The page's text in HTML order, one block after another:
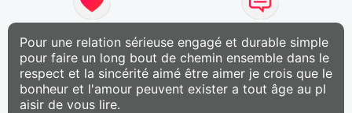
Pour une relation sérieuse engagé et durable simple
pour faire un long bout de chemin ensemble dans le
respect et la sincérité aimé être aimer je crois que le
bonheur et l'amour peuvent exister a tout âge au pl
aisir de vous lire.